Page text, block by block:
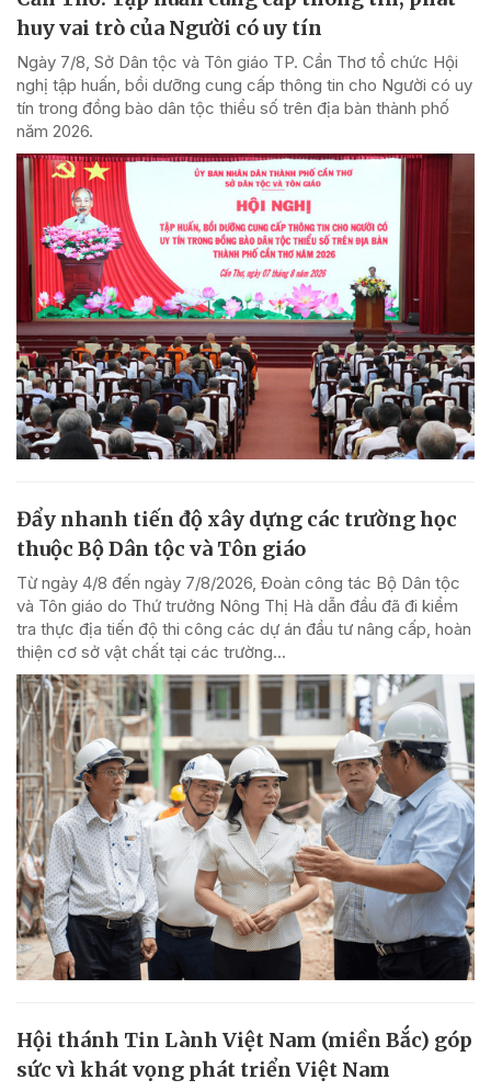
huy vai trò của Người có uy tín
Ngày 7/8, Sở Dân tộc và Tôn giáo TP. Cần Thơ tổ chức Hội
nghị tập huấn, bồi dưỡng cung cấp thông tin cho Người có uy
tín trong đồng bào dân tộc thiểu số trên địa bàn thành phố
năm 2026.
Đẩy nhanh tiến độ xây dựng các trường học
thuộc Bộ Dân tộc và Tôn giáo
Từ ngày 4/8 đến ngày 7/8/2026, Đoàn công tác Bộ Dân tộc
và Tôn giáo do Thứ trưởng Nông Thị Hà dẫn đầu đã đi kiểm
tra thực địa tiến độ thi công các dự án đầu tư nâng cấp, hoàn
thiện cơ sở vật chất tại các trường...
Hội thánh Tin Lành Việt Nam (miền Bắc) góp
sức vì khát vọng phát triển Việt Nam